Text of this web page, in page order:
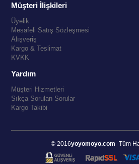
Müşteri İlişkileri
Üyelik
Mesafeli Satış Sözleşmesi
Alışveriş
Kargo & Teslimat
KVKK
Yardım
Müşteri Hizmetleri
Sıkça Sorulan Sorular
Kargo Takibi
© 2016yoyomoyo.com- Tüm